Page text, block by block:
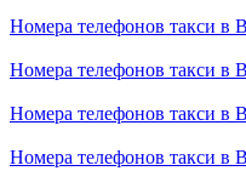
Номера телефонов такси в
Номера телефонов такси в
Номера телефонов такси в
Номера телефонов такси в